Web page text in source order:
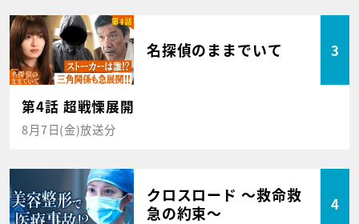
名探偵のままでいて 3
第4話 超戦慄展開
8月7日(金)放送分
クロスロード ～救命救
急の約束～
4